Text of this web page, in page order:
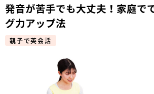
発音が苦手でも大丈夫！家庭で
グ力アップ法
親子で英会話